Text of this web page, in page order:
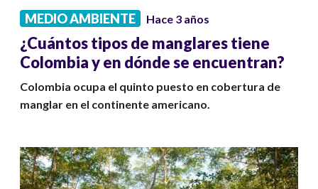
MEDIO AMBIENTE Hace 3 años
¿Cuántos tipos de manglares tiene
Colombia y en dónde se encuentran?
Colombia ocupa el quinto puesto en cobertura de
manglar en el continente americano.